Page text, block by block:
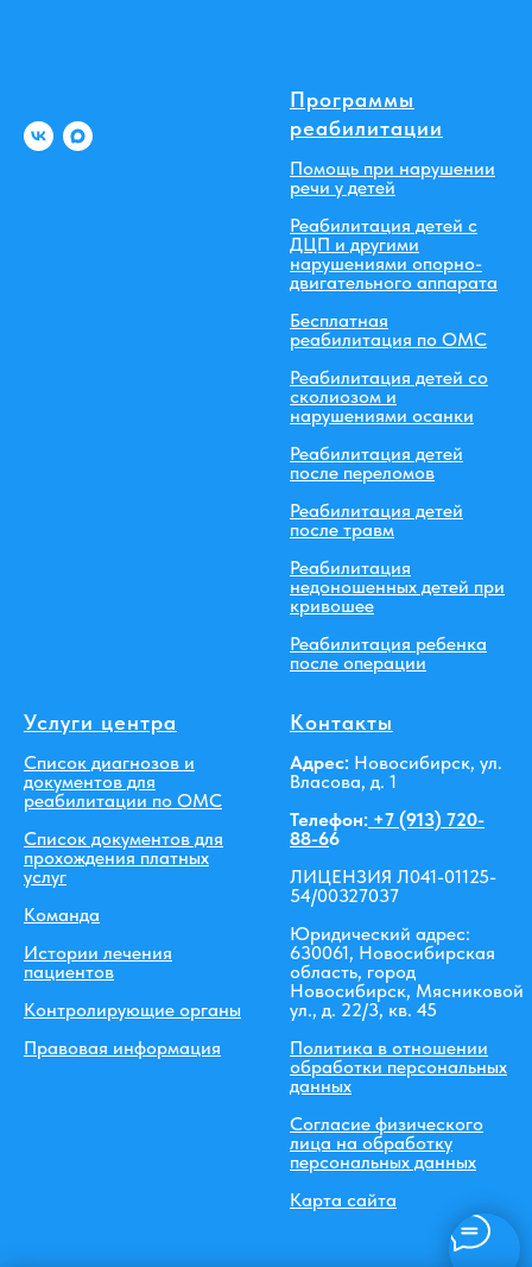
Программы
реабилитации
Помощь при нарушении
речи у детей
Реабилитация детей с
ДЦП и другими
нарушениями опорно-
двигательного аппарата
Бесплатная
реабилитация по ОМС
Реабилитация детей со
сколиозом и
нарушениями осанки
Реабилитация детей
после переломов
Реабилитация детей
после травм
Реабилитация
недоношенных детей при
кривошее
Реабилитация ребенка
после операции
Услуги центра
Список диагнозов и
документов для
реабилитации по ОМС
Список документов для
прохождения платных
услуг
Команда
Истории лечения
пациентов
Контролирующие органы
Правовая информация
Контакты
Адрес: Новосибирск, ул.
Власова, д. 1
Телефон: +7 (913) 720-
88-66
ЛИЦЕНЗИЯ Л041-01125-
54/00327037
Юридический адрес:
630061, Новосибирская
область, город
Новосибирск, Мясниковой
ул., д. 22/3, кв. 45
Политика в отношении
обработки персональных
данных
Согласие физического
лица на обработку
персональных данных
Карта сайта